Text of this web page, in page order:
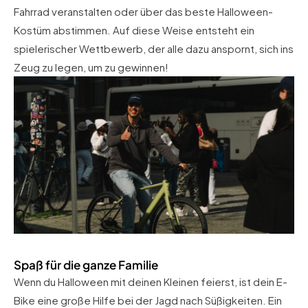
Fahrrad veranstalten oder über das beste Halloween-
Kostüm abstimmen. Auf diese Weise entsteht ein
spielerischer Wettbewerb, der alle dazu anspornt, sich ins
Zeug zu legen, um zu gewinnen!
Spaß für die ganze Familie
Wenn du Halloween mit deinen Kleinen feierst, ist dein E-
Bike eine große Hilfe bei der Jagd nach Süßigkeiten. Ein